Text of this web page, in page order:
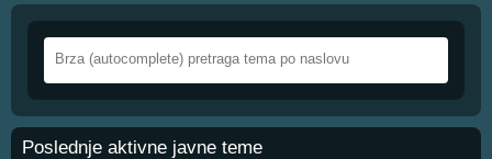
Poslednje aktivne javne teme